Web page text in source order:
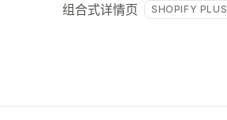
组合式详情页
SHOPIFY PLUS